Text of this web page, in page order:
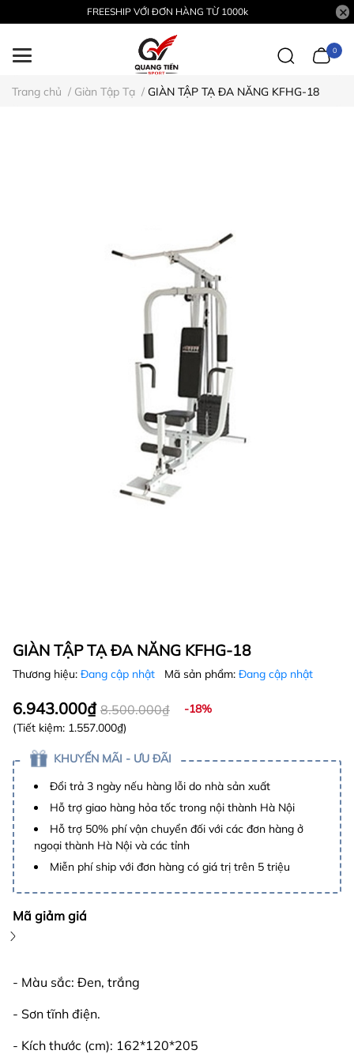
FREESHIP VỚI ĐƠN HÀNG TỪ 1000k
0
Trang chủ / Giàn Tập Tạ / GIÀN TẬP TẠ ĐA NĂNG KFHG-18
GIÀN TẬP TẠ ĐA NĂNG KFHG-18
Thương hiệu: Đang cập nhật Mã sản phẩm: Đang cập nhật
6.943.000₫ 8.500.000₫
-18%
(Tiết kiệm: 1.557.000₫)
KHUYẾN MÃI - ƯU ĐÃI
Đổi trả 3 ngày nếu hàng lỗi do nhà sản xuất
Hỗ trợ giao hàng hỏa tốc trong nội thành Hà Nội
Hỗ trợ 50% phí vận chuyển đối với các đơn hàng ở
ngoại thành Hà Nội và các tỉnh
Miễn phí ship với đơn hàng có giá trị trên 5 triệu
Mã giảm giá
- Màu sắc: Đen, trắng
- Sơn tĩnh điện.
- Kích thước (cm): 162*120*205